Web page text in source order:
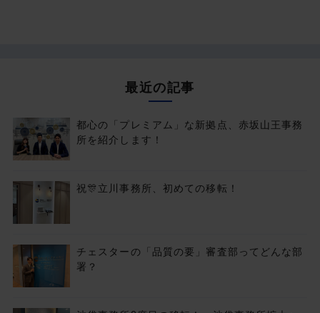
最近の記事
都心の「プレミアム」な新拠点、赤坂山王事務
所を紹介します！
祝🎊立川事務所、初めての移転！
チェスターの「品質の要」審査部ってどんな部
署？